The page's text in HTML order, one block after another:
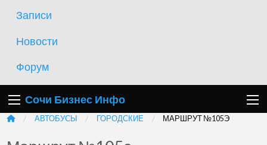
Записи
Новости
Форум
Сочи Бизнес Инфо
АВТОБУСЫ ГОРОДСКИЕ МАРШРУТ №105Э